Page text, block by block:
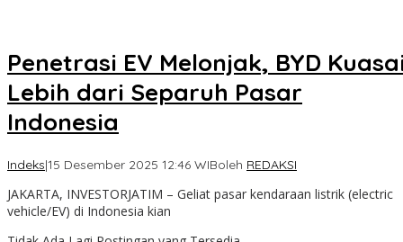
Penetrasi EV Melonjak, BYD
Lebih dari Separuh Pasar
Indonesia
Indeks|15 Desember 2025 12:46 WIBoleh REDAKSI
JAKARTA, INVESTORJATIM – Geliat pasar kendaraan listrik (electric
vehicle/EV) di Indonesia kian